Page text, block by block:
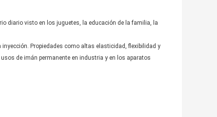
diario visto en los juguetes, la educación de la familia, la
Propiedades como altas elasticidad, flexibilidad y
de imán permanente en industria y en los aparatos